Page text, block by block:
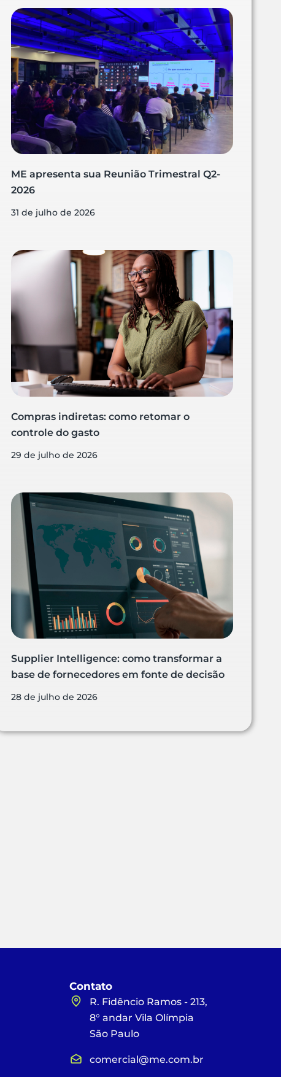
ME apresenta sua Reunião Trimestral Q2-
2026
31 de julho de 2026
Compras indiretas: como retomar o
controle do gasto
29 de julho de 2026
Supplier Intelligence: como transformar a
base de fornecedores em fonte de decisão
28 de julho de 2026
Contato
R. Fidêncio Ramos - 213,
8° andar Vila Olímpia
São Paulo
comercial@me.com.br